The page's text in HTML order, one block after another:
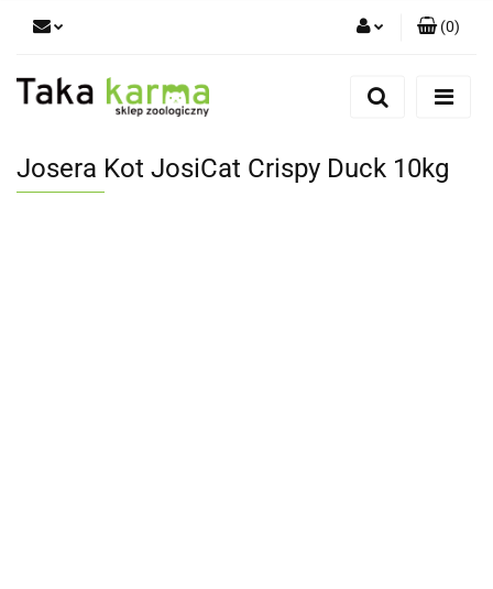
Zaloguj się
Zgody cookies
(0)
Josera Kot JosiCat Crispy Duck 10kg